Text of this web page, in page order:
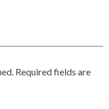
Required fields are